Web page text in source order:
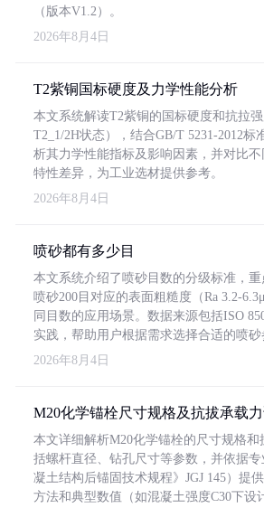
（版本V1.2）。
2026年8月4日
T2紫铜国标硬度及力学性能分析
本文系统解读T2紫铜的国标硬度和抗拉
T2_1/2H状态），结合GB/T 5231-2012标
析其力学性能指标及影响因素，并对比
特性差异，为工业选材提供参考。
2026年8月4日
喷砂都有多少目
本文系统介绍了喷砂目数的分级标准，
喷砂200目对应的表面粗糙度（Ra 3.2-
同目数的应用场景。数据来源包括ISO
实践，帮助用户根据需求选择合适的喷砂
2026年8月4日
M20化学锚栓尺寸规格及抗拔承载
本文详细解析M20化学锚栓的尺寸规格和
括螺杆直径、钻孔尺寸等参数，并依据
凝土结构后锚固技术规程》JGJ 145）提
方法和典型数值（如混凝土强度C30下设